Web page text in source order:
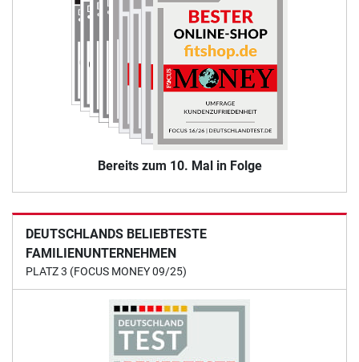
Bereits zum 10. Mal in Folge
DEUTSCHLANDS BELIEBTESTE
FAMILIENUNTERNEHMEN
PLATZ 3 (FOCUS MONEY 09/25)